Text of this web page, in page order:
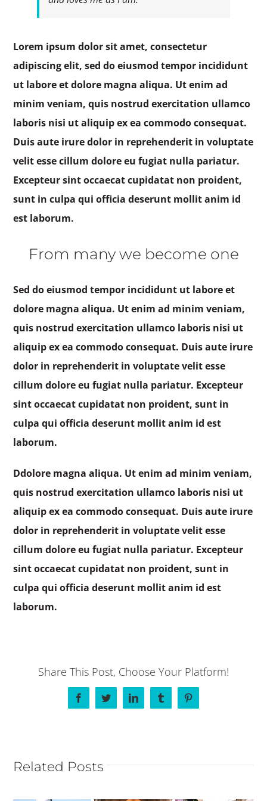
Lorem ipsum dolor sit amet, consectetur
adipiscing elit, sed do eiusmod tempor incididunt
ut labore et dolore magna aliqua. Ut enim ad
minim veniam, quis nostrud exercitation ullamco
laboris nisi ut aliquip ex ea commodo consequat.
Duis aute irure dolor in reprehenderit in voluptate
velit esse cillum dolore eu fugiat nulla pariatur.
Excepteur sint occaecat cupidatat non proident,
sunt in culpa qui officia deserunt mollit anim id
est laborum.
From many we become one
Sed do eiusmod tempor incididunt ut labore et
dolore magna aliqua. Ut enim ad minim veniam,
quis nostrud exercitation ullamco laboris nisi ut
aliquip ex ea commodo consequat. Duis aute irure
dolor in reprehenderit in voluptate velit esse
cillum dolore eu fugiat nulla pariatur. Excepteur
sint occaecat cupidatat non proident, sunt in
culpa qui officia deserunt mollit anim id est
laborum.
Ddolore magna aliqua. Ut enim ad minim veniam,
quis nostrud exercitation ullamco laboris nisi ut
aliquip ex ea commodo consequat. Duis aute irure
dolor in reprehenderit in voluptate velit esse
cillum dolore eu fugiat nulla pariatur. Excepteur
sint occaecat cupidatat non proident, sunt in
culpa qui officia deserunt mollit anim id est
laborum.
Share This Post, Choose Your Platform!
FacebookTwitterLinkedInTumblrPinterest
Related Posts